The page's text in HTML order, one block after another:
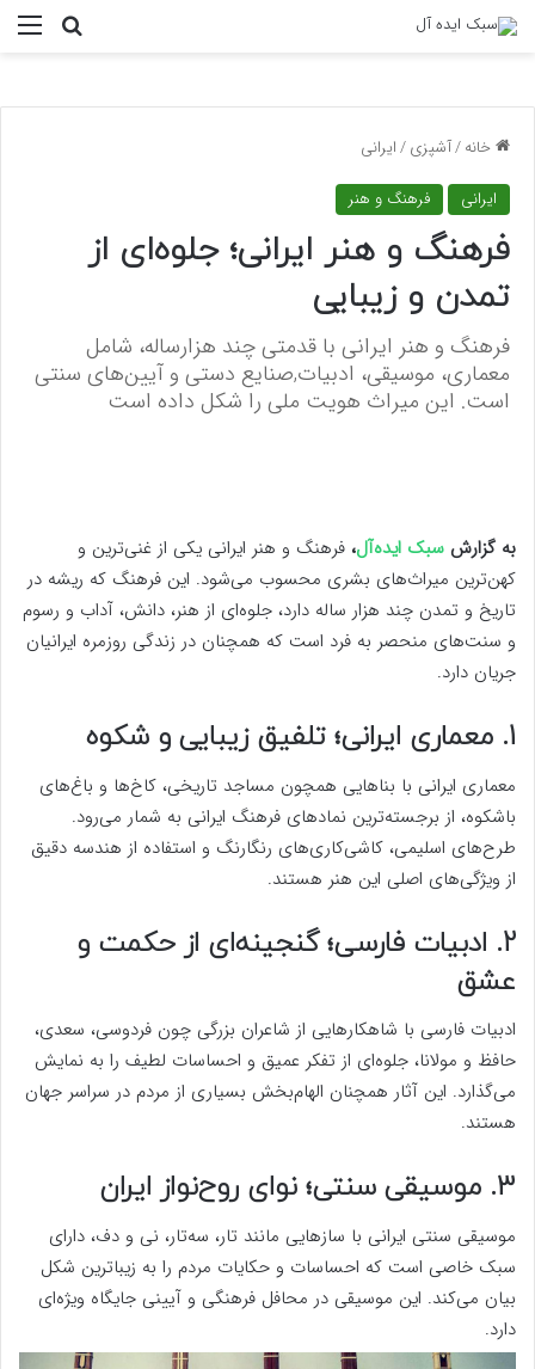
خانه/آشپزی/ایرانی
ایرانی فرهنگ و هنر
فرهنگ و هنر ایرانی؛ جلوه‌ای از
تمدن و زیبایی
فرهنگ و هنر ایرانی با قدمتی چند هزارساله، شامل
معماری، موسیقی، ادبیات,صنایع دستی و آیین‌های سنتی
است. این میراث هویت ملی را شکل داده است
به گزارش سبک ایده‌آل، فرهنگ و هنر ایرانی یکی از غنی‌ترین و
کهن‌ترین میراث‌های بشری محسوب می‌شود. این فرهنگ که ریشه در
تاریخ و تمدن چند هزار ساله دارد، جلوه‌ای از هنر، دانش، آداب و رسوم
و سنت‌های منحصر به فرد است که همچنان در زندگی روزمره ایرانیان
جریان دارد.
1. معماری ایرانی؛ تلفیق زیبایی و شکوه
معماری ایرانی با بناهایی همچون مساجد تاریخی، کاخ‌ها و باغ‌های
باشکوه، از برجسته‌ترین نمادهای فرهنگ ایرانی به شمار می‌رود.
طرح‌های اسلیمی، کاشی‌کاری‌های رنگارنگ و استفاده از هندسه دقیق
از ویژگی‌های اصلی این هنر هستند.
2. ادبیات فارسی؛ گنجینه‌ای از حکمت و
عشق
ادبیات فارسی با شاهکارهایی از شاعران بزرگی چون فردوسی، سعدی،
حافظ و مولانا، جلوه‌ای از تفکر عمیق و احساسات لطیف را به نمایش
می‌گذارد. این آثار همچنان الهام‌بخش بسیاری از مردم در سراسر جهان
هستند.
3. موسیقی سنتی؛ نوای روح‌نواز ایران
موسیقی سنتی ایرانی با سازهایی مانند تار، سه‌تار، نی و دف، دارای
سبک خاصی است که احساسات و حکایات مردم را به زیباترین شکل
بیان می‌کند. این موسیقی در محافل فرهنگی و آیینی جایگاه ویژه‌ای
دارد.